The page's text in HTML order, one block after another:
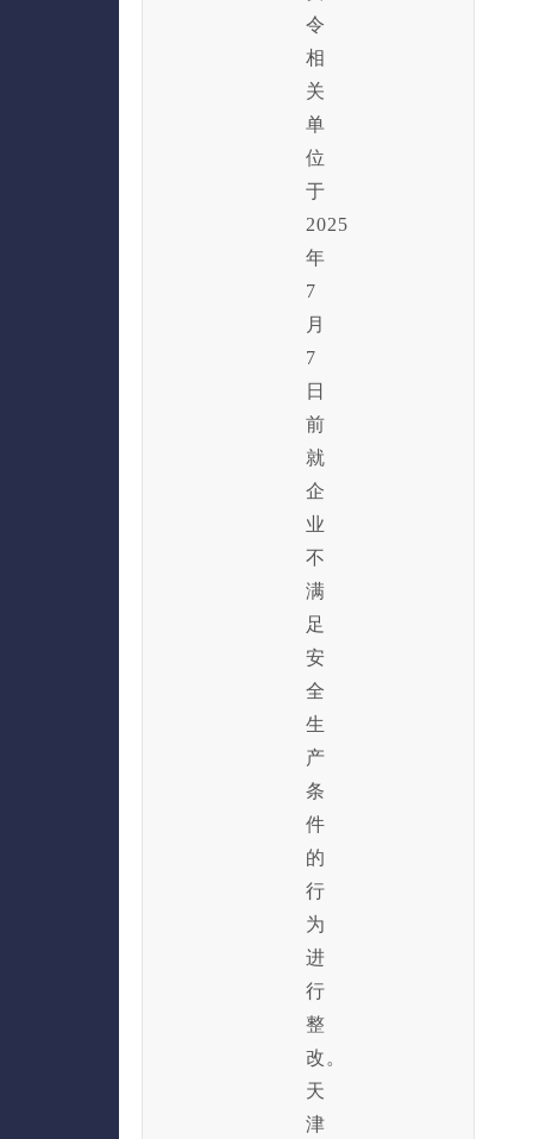
令
相
关
单
位
于
2025
年
7
月
7
日
前
就
企
业
不
满
足
安
全
生
产
条
件
的
行
为
进
行
整
改。
天
津